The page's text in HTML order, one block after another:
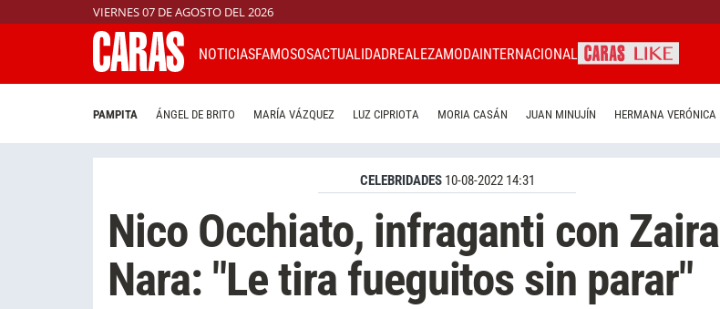
VIERNES 07 DE AGOSTO DEL 2026
NOTICIASFAMOSOSACTUALIDADREALEZAMODAINTERNACIONAL
PAMPITA ÁNGEL DE BRITO MARÍA VÁZQUEZ LUZ CIPRIOTA MORIA CASÁN JUAN MINUJÍN HERMANA VERÓNICA
CELEBRIDADES 10-08-2022 14:31
Nico Occhiato, infraganti con Zaira
Nara: "Le tira fueguitos sin parar"